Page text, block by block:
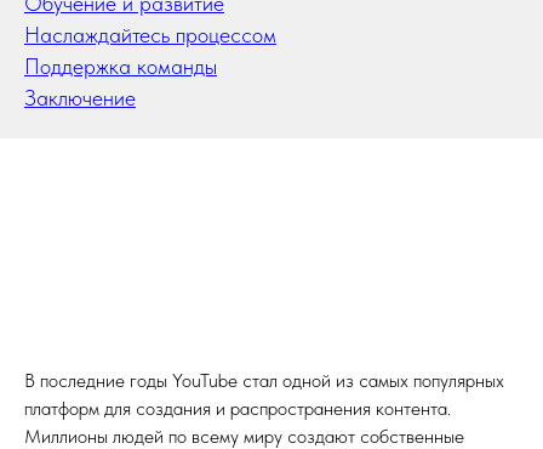
Наслаждайтесь процессом
Поддержка команды
Заключение
В последние годы YouTube стал одной из самых популярных
платформ для создания и распространения контента.
Миллионы людей по всему миру создают собственные